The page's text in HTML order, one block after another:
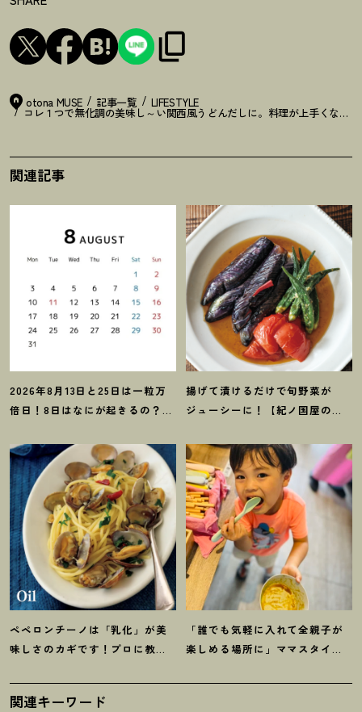
otona MUSE 記事一覧 LIFESTYLE
コレ１つで無化調の美味し～い関西風うどんだしに。料理が上手くなる
関連記事
2026年8月13日と25日は一粒万
倍日 ！ 8日はなにが起きるの ？吉
揚げて漬けるだけで旬野菜が
ジューシーに ！
【紀ノ国屋のつ
シピ
ペペロンチーノは「乳化」が美
味しさのカギです ！ プロに教わ
「誰でも気軽に入れて全親子が
楽しめる場所に」ママスタイリ
堂】
関連キーワード